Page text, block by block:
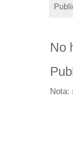
No
Nota: